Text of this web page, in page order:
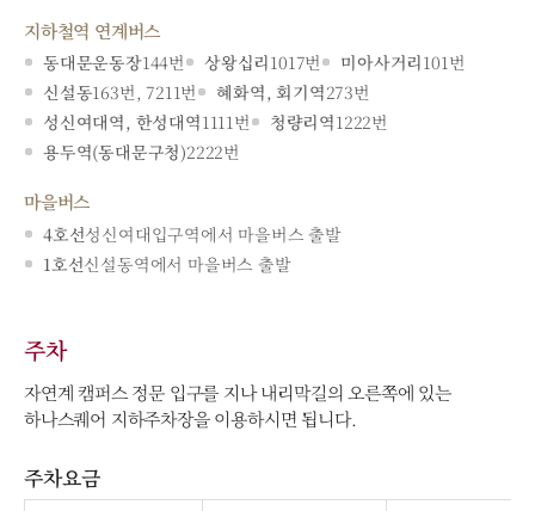
지하철역 연계버스
동대문운동장144번 상왕십리1017번 미아사거리101번
신설동163번, 7211번 혜화역, 회기역273번
성신여대역, 한성대역1111번 청량리역1222번
용두역(동대문구청)2222번
마을버스
4호선성신여대입구역에서 마을버스 출발
1호선신설동역에서 마을버스 출발
주차
자연계 캠퍼스 정문 입구를 지나 내리막길의 오른쪽에 있는
하나스퀘어 지하주차장을 이용하시면 됩니다.
주차요금